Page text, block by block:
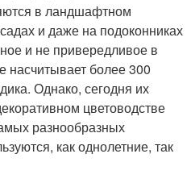
в ландшафтном
и даже на подоконниках
и не привередливое в
насчитывает более 300
Однако, сегодня их
цветоводстве
разнообразных
как однолетние, так